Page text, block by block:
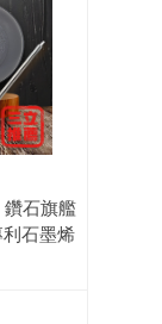
鑽石旗艦
石墨烯
蓋)